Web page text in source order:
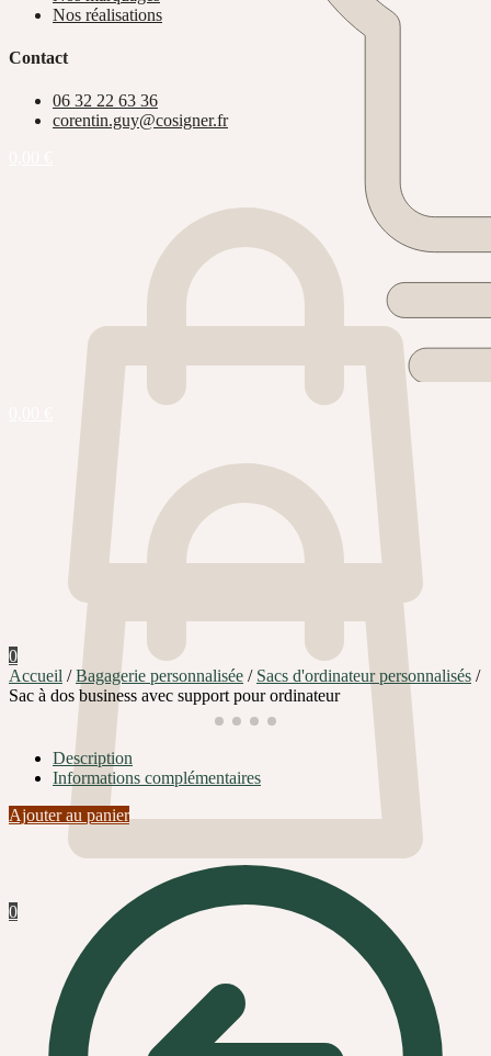
0
Nos réalisations
Contact
06 32 22 63 36
corentin.guy@cosigner.fr
0
Accueil /Bagagerie personnalisée / Sacs d'ordinateur personnalisés /
Sac à dos business avec support pour ordinateur
Description
Informations complémentaires
Ajouter au panier